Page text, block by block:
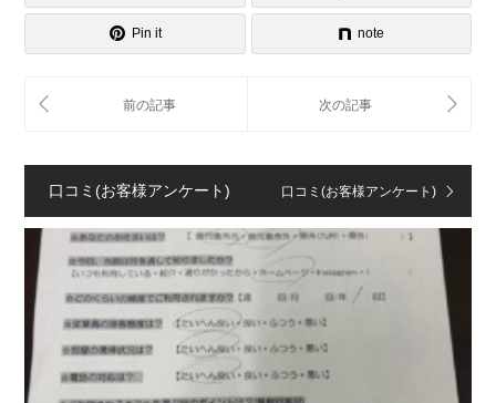
Pin it note
口コミ(お客様アンケート) 口コミ(お客様アンケート)